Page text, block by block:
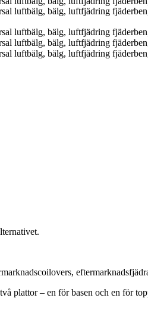
plattor – en för basen och en för